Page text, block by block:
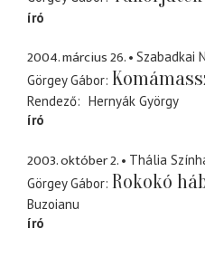
író
2004. március 26.
Szabadkai
Görgey Gábor
Rendező
Hernyák György
író
2003. október 2.
Thália
Görgey Gábor Rokokó
Buzoianu
író